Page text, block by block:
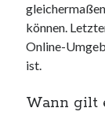
können.
Online-
ist.
Wann gilt